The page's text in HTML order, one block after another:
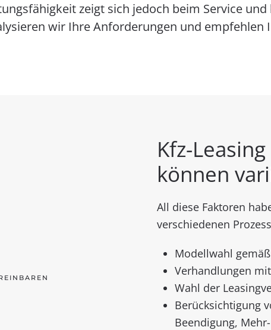
zeigt sich jedoch beim Service
wir Ihre Anforderungen und
Kfz-
können
All diese Faktoren
verschiedenen
Modellwahl
Verhandlungen
Wahl der
Berücksichtigung
Beendigung,